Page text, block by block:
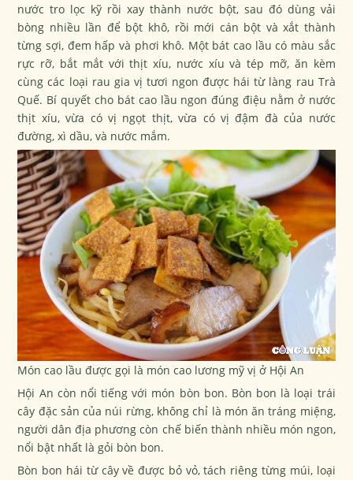
nước tro lọc kỹ rồi xay thành nước bột, sau đó dùng vải
bòng nhiều lần để bột khô, rồi mới cán bột và xắt thành
từng sợi, đem hấp và phơi khô. Một bát cao lầu có màu sắc
rực rỡ, bắt mắt với thịt xíu, nước xíu và tép mỡ, ăn kèm
cùng các loại rau gia vị tươi ngon được hái từ làng rau Trà
Quế. Bí quyết cho bát cao lầu ngon đúng điệu nằm ở nước
thịt xíu, vừa có vị ngọt thịt, vừa có vị đậm đà của nước
đường, xì dầu, và nước mắm.
Món cao lầu được gọi là món cao lương mỹ vị ở Hội An
Hội An còn nổi tiếng với món bòn bon. Bòn bon là loại trái
cây đặc sản của núi rừng, không chỉ là món ăn tráng miệng,
người dân địa phương còn chế biến thành nhiều món ngon,
nổi bật nhất là gỏi bòn bon.
Bòn bon hái từ cây về được bỏ vỏ, tách riêng từng múi, loại